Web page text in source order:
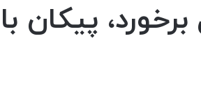
برخورد، پیکان با